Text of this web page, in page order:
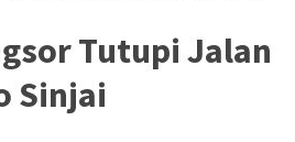
Tutupi Jalan
Sinjai